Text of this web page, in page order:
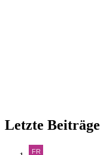
Letzte Beiträge